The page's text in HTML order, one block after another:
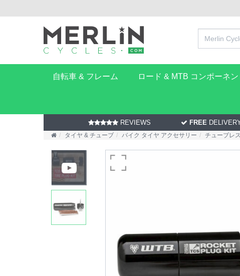
自転車 & フレーム ロード & MTB コンポーネン
REVIEWS FREE
タイヤ & チューブ バイク タイヤ アクセサリー チューブレ